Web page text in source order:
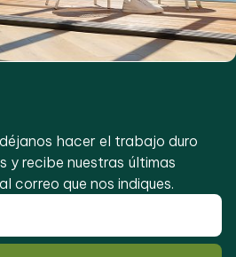
hacer el trabajo duro
y recibe nuestras últimas
correo que nos indiques.